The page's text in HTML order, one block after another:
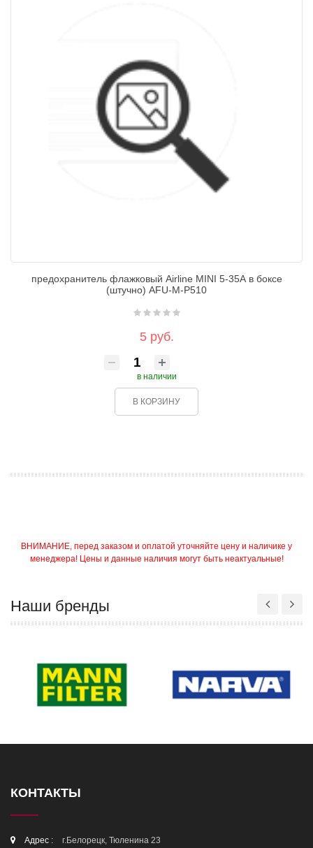
предохранитель флажковый Airline MINI 5-35А в боксе
(штучно) AFU-M-P510
5 руб.
в наличии
В КОРЗИНУ
ВНИМАНИЕ, перед заказом и оплатой уточняйте цену и наличике у
менеджера! Цены и данные наличия могут быть неактуальные!
Наши бренды
КОНТАКТЫ
Адрес : г.Белорецк, Тюленина 23